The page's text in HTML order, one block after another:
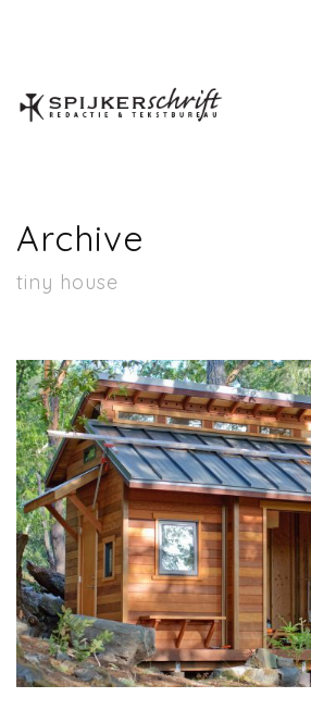
Archive
tiny house